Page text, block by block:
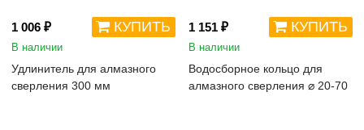
1 006 ₽ КУПИТЬ
В наличии
Удлинитель для алмазного
сверления 300 мм
1 151 ₽ КУПИТЬ
В наличии
Водосборное кольцо для
алмазного сверления ⌀ 20-70